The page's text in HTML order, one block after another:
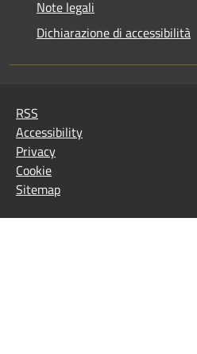
Note legali
Dichiarazione di accessibilità
RSS
Accessibility
Privacy
Cookie
Sitemap